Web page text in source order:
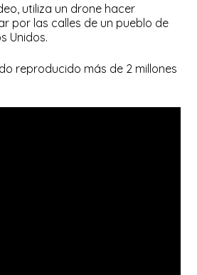
utiliza un drone hacer
por las calles de un pueblo de
Unidos.
reproducido más de 2 millones